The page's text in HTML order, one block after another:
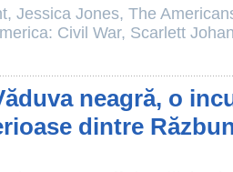
, Jessica Jones, The
Civil War, Scarlett
neagră, o
dintre